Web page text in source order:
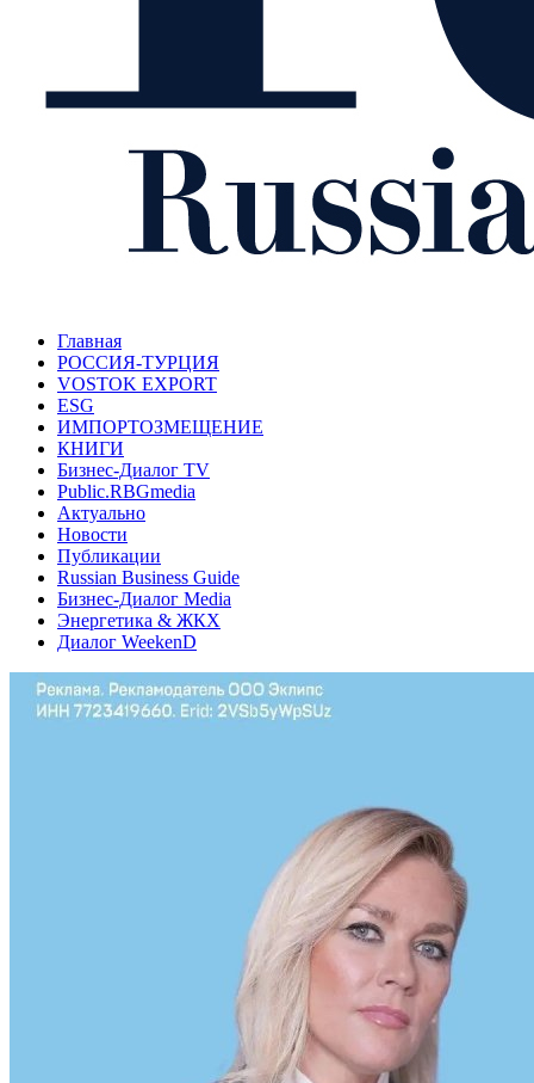
Главная
РОССИЯ-ТУРЦИЯ
VOSTOK EXPORT
ESG
ИМПОРТОЗМЕЩЕНИЕ
КНИГИ
Бизнес-Диалог TV
Public.RBGmedia
Актуально
Новости
Публикации
Russian Business Guide
Бизнес-Диалог Media
Энергетика & ЖКХ
Диалог WeekenD